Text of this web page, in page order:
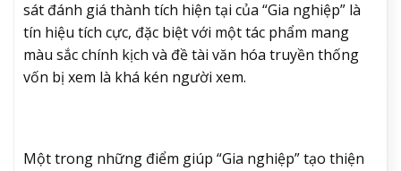
sát đánh giá thành tích hiện tại của “Gia nghiệp” là
tín hiệu tích cực, đặc biệt với một tác phẩm mang
màu sắc chính kịch và đề tài văn hóa truyền thống
vốn bị xem là khá kén người xem.
Một trong những điểm giúp “Gia nghiệp” tạo thiện